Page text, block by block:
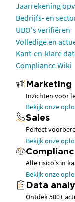
Jaarrekening
Bedrijfs- en
UBO's verifiëren
Volledige en
Kant-en-klare
Compliance Wiki
Marketing
Inzichten voor
Bekijk onze
Sales
Perfect
Bekijk onze
Alle risico's in
Bekijk onze
Data
Ontdek 500+